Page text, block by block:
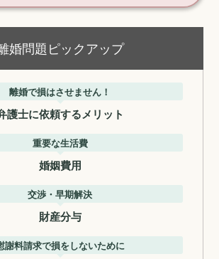
婚問題ピックアップ
離婚で損はさせません！
護士に依頼するメリット
重要な生活費
婚姻費用
交渉・早期解決
財産分与
謝料請求で損をしないために